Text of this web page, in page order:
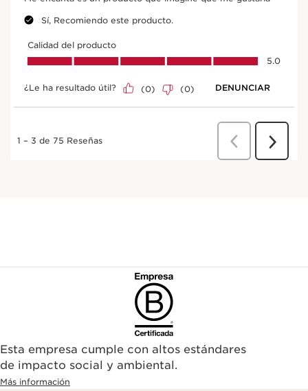
Esta empresa cumple con altos estándares
de impacto social y ambiental.
Más información